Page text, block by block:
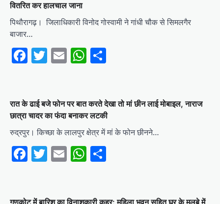
वितरित कर हालचाल जाना
पिथौरागढ़। जिलाधिकारी विनोद गोस्वामी ने गांधी चौक से सिमलगैर
बाजार…
Facebook
Twitter
EmailWhatsApp
रात के ढाई बजे फोन पर बात करते देखा तो मां छीन लाई मोबाइल, नाराज
छात्रा चादर का फंदा बनाकर लटकी
रुद्रपुर। किच्छा के लालपुर क्षेत्र में मां के फोन छीनने…
Facebook
Twitter
EmailWhatsApp